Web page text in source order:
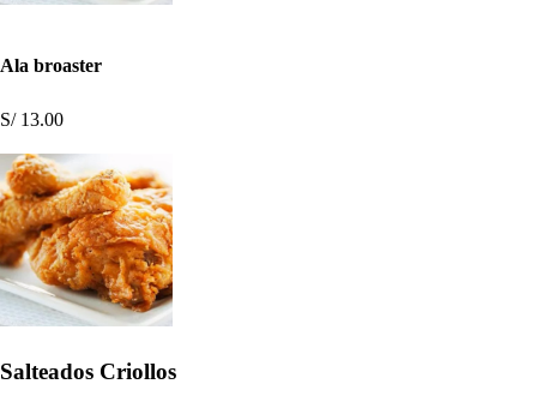
Ala broaster
S/ 13.00
Salteados Criollos